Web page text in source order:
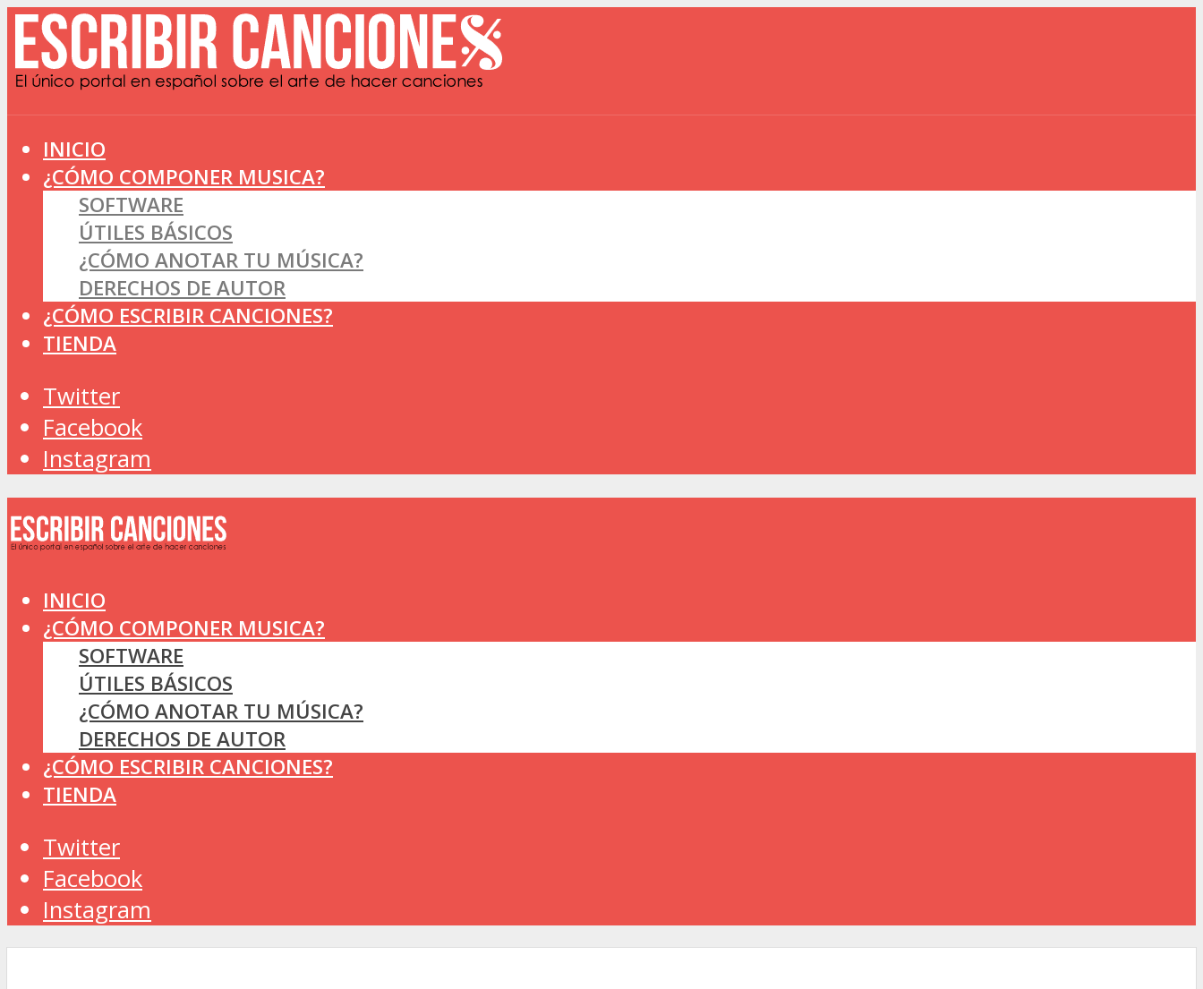
INICIO
¿CÓMO COMPONER MUSICA?
SOFTWARE
ÚTILES BÁSICOS
¿CÓMO ANOTAR TU MÚSICA?
DERECHOS DE AUTOR
¿CÓMO ESCRIBIR CANCIONES?
TIENDA
Twitter
Facebook
Instagram
INICIO
¿CÓMO COMPONER MUSICA?
SOFTWARE
ÚTILES BÁSICOS
¿CÓMO ANOTAR TU MÚSICA?
DERECHOS DE AUTOR
¿CÓMO ESCRIBIR CANCIONES?
TIENDA
Twitter
Facebook
Instagram